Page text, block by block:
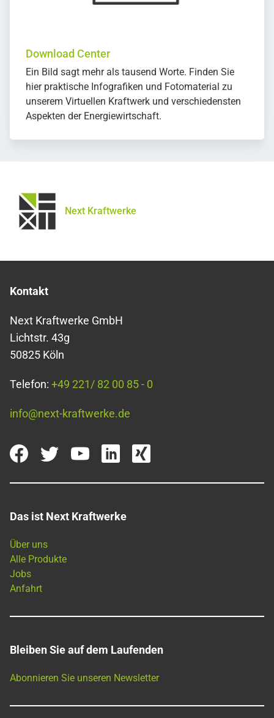
Download Center
Ein Bild sagt mehr als tausend Worte. Finden Sie
hier praktische Infografiken und Fotomaterial zu
unserem Virtuellen Kraftwerk und verschiedensten
Aspekten der Energiewirtschaft.
Next Kraftwerke
Kontakt
Next Kraftwerke GmbH
Lichtstr. 43g
50825 Köln
Telefon: +49 221/ 82 00 85 - 0
info@next-kraftwerke.de
Das ist Next Kraftwerke
Über uns
Alle Produkte
Jobs
Anfahrt
Bleiben Sie auf dem Laufenden
Abonnieren Sie unseren Newsletter